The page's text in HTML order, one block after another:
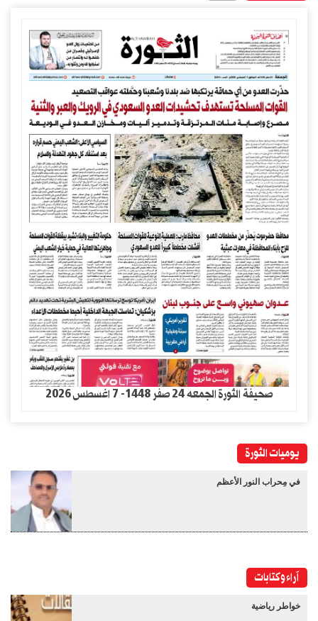
صحيفة الثورة الجمعه 24 صفر 1448- 7 اغسطس 2026
يوميات الثورة
في مِحراب النور الأعظم
آراء وكتابات
خواطر رياضية